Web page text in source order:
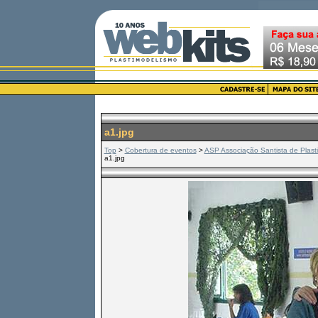
a1.jpg
Top > Cobertura de eventos>ASP Associação Santista de
a1.jpg